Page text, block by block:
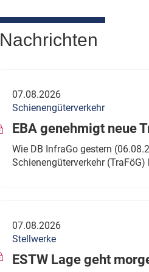
SPNV-Marktdaten
Politik
Verbände: Wer spricht für
wen?
Thema des Monats
Dossier: Generalsanierung
Nachrichten
07.08.2026
Schienengüterverkehr
EBA genehmigt neue
Wie DB InfraGo gestern
Schienengüterverkehr (TraFöG)
07.08.2026
Stellwerke
ESTW Lage geht